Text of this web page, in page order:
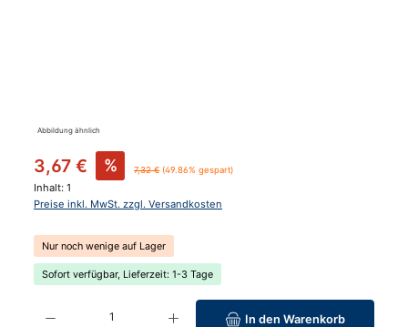
Abbildung ähnlich
Verkaufspreis:
3,67 € % Regulärer Preis:
7,32 € (49.86% gespart)
Inhalt: 1
Preise inkl. MwSt. zzgl. Versandkosten
Nur noch wenige auf Lager
Sofort verfügbar, Lieferzeit: 1-3 Tage
Produkt Anzahl: Gib den gewünschten Wert ein oder benutze die
In den Warenkorb